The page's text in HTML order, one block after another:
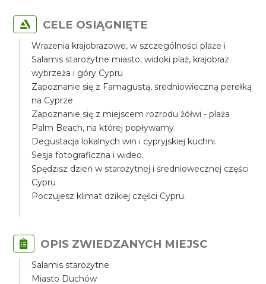
CELE OSIĄGNIĘTE
Wrażenia krajobrazowe, w szczególności plaże i
Salamis starożytne miasto, widoki plaż, krajobraz
wybrzeża i góry Cypru
Zapoznanie się z Famagustą, średniowieczną perełką
na Cyprze
Zapoznanie się z miejscem rozrodu żółwi - plaża
Palm Beach, na której popływamy.
Degustacja lokalnych win i cypryjskiej kuchni.
Sesja fotograficzna i wideo.
Spędzisz dzień w starożytnej i średniowecznej części
Cypru
Poczujesz klimat dzikiej części Cypru.
OPIS ZWIEDZANYCH MIEJSC
Salamis starożytne
Miasto Duchów